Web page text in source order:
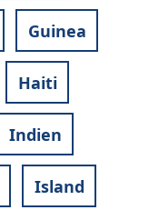
Guinea
Haiti
Indien
Island